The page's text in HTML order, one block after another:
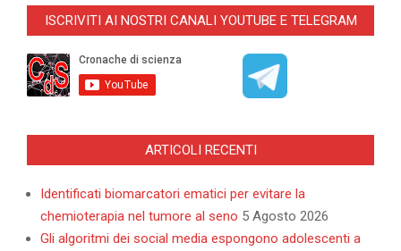
ISCRIVITI AI NOSTRI CANALI YOUTUBE E TELEGRAM
ARTICOLI RECENTI
Identificati biomarcatori ematici per evitare la
chemioterapia nel tumore al seno 5 Agosto 2026
Gli algoritmi dei social media espongono adolescenti a